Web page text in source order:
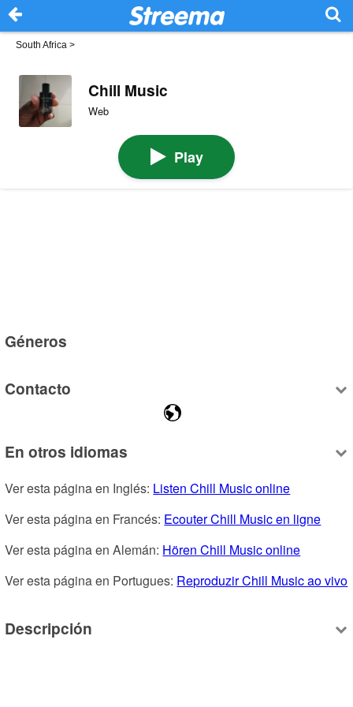
South Africa >
Chill Music
Web
Play
Géneros
Contacto
En otros idiomas
Ver esta página en Inglés: Listen Chill Music online
Ver esta página en Francés: Ecouter Chill Music en ligne
Ver esta página en Alemán: Hören Chill Music online
Ver esta página en Portugues: Reproduzir Chill Music ao vivo
Descripción